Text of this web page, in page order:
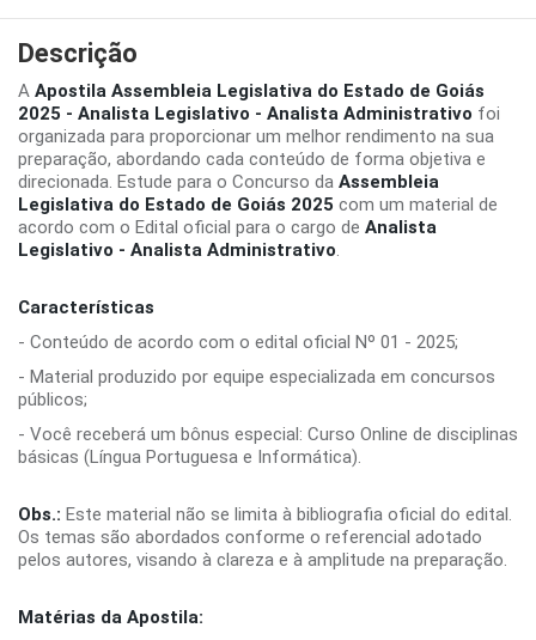
Descrição
A Apostila Assembleia Legislativa do Estado de Goiás
2025 - Analista Legislativo - Analista Administrativo foi
organizada para proporcionar um melhor rendimento na sua
preparação, abordando cada conteúdo de forma objetiva e
direcionada. Estude para o Concurso da Assembleia
Legislativa do Estado de Goiás 2025 com um material de
acordo com o Edital oficial para o cargo de Analista
Legislativo - Analista Administrativo.
Características
- Conteúdo de acordo com o edital oficial Nº 01 - 2025;
- Material produzido por equipe especializada em concursos
públicos;
- Você receberá um bônus especial: Curso Online de disciplinas
básicas (Língua Portuguesa e Informática).
Obs.: Este material não se limita à bibliografia oficial do edital.
Os temas são abordados conforme o referencial adotado
pelos autores, visando à clareza e à amplitude na preparação.
Matérias da Apostila: